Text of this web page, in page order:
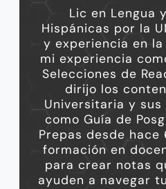
Lic en Lengua
Hispánicas por la
y experiencia en la
mi experiencia
Selecciones de
dirijo los
Universitaria y
como Guía de
Prepas desde hace
formación en
para crear notas
ayuden a navegar